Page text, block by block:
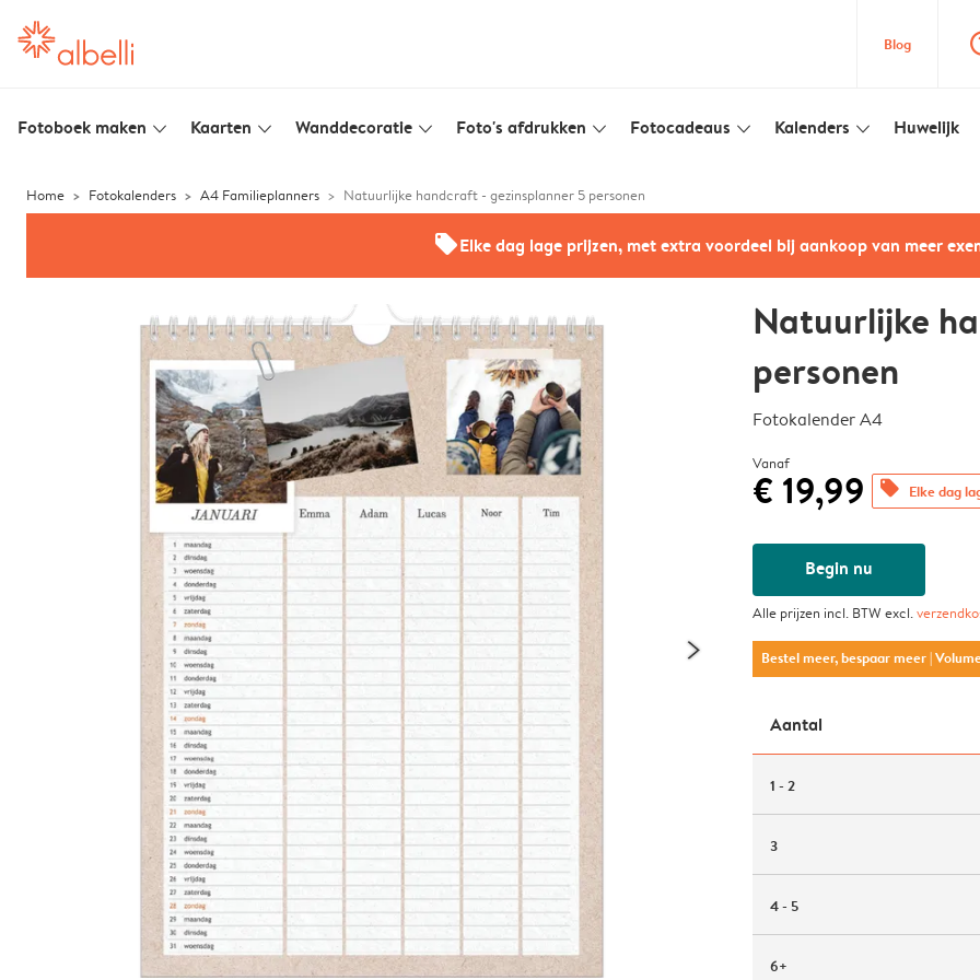
Blog
Fotoboek maken slim_arrow_down Kaarten slim_arrow_down Wanddecoratie slim_arrow_down Foto's afdrukken slim_arrow_down Fotocadeaus slim_arrow_down Kalenders slim_arrow_down Huwelijk
Home Fotokalenders A4 Familieplanners Natuurlijke handcraft - gezinsplanner 5 personen
offersElke dag lage prijzen, met extra voordeel bij aankoop van meer
Natuurlijke
personen
Fotokalender A4
Vanaf
€ 19,99 offers Elke dag
Begin nu
Alle prijzen incl. BTW excl.
Bestel meer, bespaar meer|
Aantal
1 - 2
3
4 - 5
6+